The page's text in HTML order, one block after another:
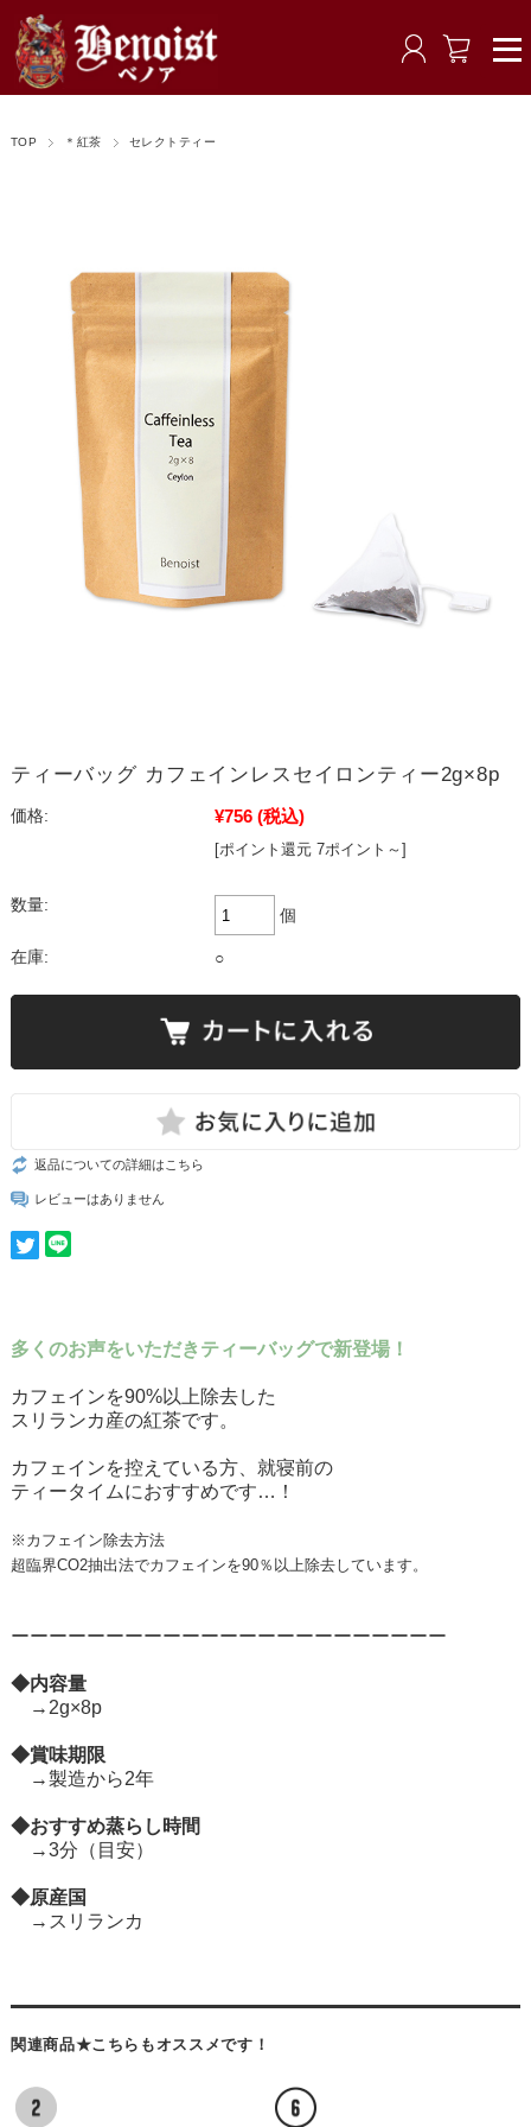
TOP ＊紅茶 セレクトティー
ティーバッグ カフェインレスセイロンティー2g×8p
価格: ¥756 (税込)
[ポイント還元 7ポイント～]
数量:
個
在庫: ○
返品についての詳細はこちら
レビューはありません
多くのお声をいただきティーバッグで新登場！
カフェインを90%以上除去した
スリランカ産の紅茶です。
カフェインを控えている方、就寝前の
ティータイムにおすすめです…！
※カフェイン除去方法
超臨界CO2抽出法でカフェインを90％以上除去しています。
ーーーーーーーーーーーーーーーーーーーーーーー
◆内容量
→2g×8p
◆賞味期限
→製造から2年
◆おすすめ蒸らし時間
→3分（目安）
◆原産国
→スリランカ
関連商品★こちらもオススメです！